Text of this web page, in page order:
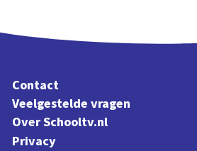
Contact
Veelgestelde vragen
Over Schooltv.nl
Privacy